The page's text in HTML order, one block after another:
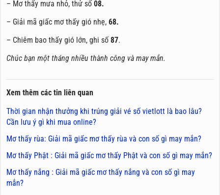
– Mơ thấy mưa nhỏ, thử số 08.
– Giải mã giấc mơ thấy gió nhẹ, 68.
– Chiêm bao thấy gió lớn, ghi số 87.
Chúc bạn một tháng nhiều thành công và may mắn.
Xem thêm các tin liên quan
Thời gian nhận thưởng khi trúng giải vé số vietlott là bao lâu?
Cần lưu ý gì khi mua online?
Mơ thấy rùa: Giải mã giấc mơ thấy rùa và con số gì may mắn?
Mơ thấy Phật : Giải mã giấc mơ thấy Phật và con số gì may mắn?
Mơ thấy nắng : Giải mã giấc mơ thấy nắng và con số gì may
mắn?